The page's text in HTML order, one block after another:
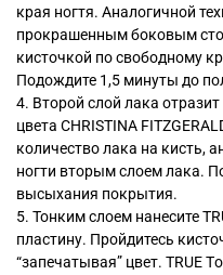
края ногтя. Аналогичной
прокрашенным боковым
кисточкой по свободному
Подождите 1,5 минуты до
4. Второй слой лака
цвета CHRISTINA
количество лака на кисть,
ногти вторым слоем лака.
высыхания покрытия.
5. Тонким слоем нанесите
пластину. Пройдитесь
“запечатывая” цвет. TRUE